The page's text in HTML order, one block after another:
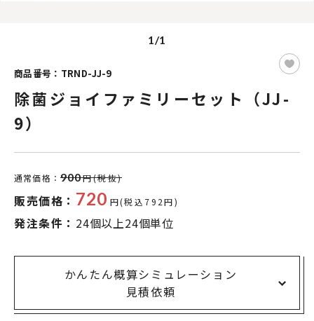
1/1
商品番号：TRND-JJ-9
除菌ジョイファミリーセット（JJ-
9）
通常価格： 900円(税抜)
販売価格： 720 円(税込792円)
発注条件： 24個以上24個単位
かんたん概算シミュレーション
見積依頼